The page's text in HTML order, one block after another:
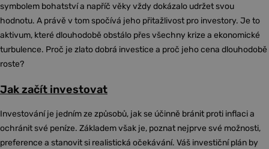
symbolem bohatství a napříč věky vždy dokázalo udržet svou
hodnotu. A právě v tom spočívá jeho přitažlivost pro investory. Je to
aktivum, které dlouhodobě obstálo přes všechny krize a ekonomické
turbulence. Proč je zlato dobrá investice a proč jeho cena dlouhodobě
roste?
Jak začít investovat
Investování je jedním ze způsobů, jak se účinně bránit proti inflaci a
ochránit své peníze. Základem však je, poznat nejprve své možnosti,
preference a stanovit si realistická očekávání. Váš investiční plán by